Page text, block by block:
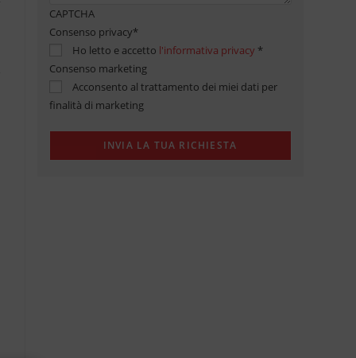
CAPTCHA
Consenso privacy*
Ho letto e accetto l'informativa privacy *
Consenso marketing
Acconsento al trattamento dei miei dati per
finalità di marketing